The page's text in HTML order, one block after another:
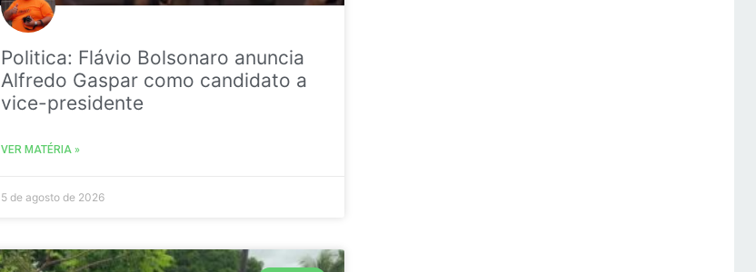
Politica: Flávio Bolsonaro anuncia
Alfredo Gaspar como candidato a
vice-presidente
VER MATÉRIA »
5 de agosto de 2026